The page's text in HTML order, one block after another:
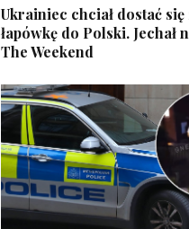
Ukrainiec chciał dostać się
łapówkę do Polski. Jechał
The Weekend